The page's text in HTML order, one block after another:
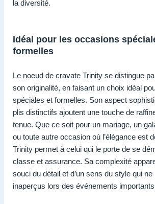
la diversité.
Idéal pour les occasions
formelles
Le noeud de cravate Trinity se distingue
son originalité, en faisant un choix idéal
spéciales et formelles. Son aspect
plis distinctifs ajoutent une touche de
tenue. Que ce soit pour un mariage, un
ou toute autre occasion où l’élégance est
Trinity permet à celui qui le porte de se
classe et assurance. Sa complexité
souci du détail et d’un sens du style qui
inaperçus lors des événements